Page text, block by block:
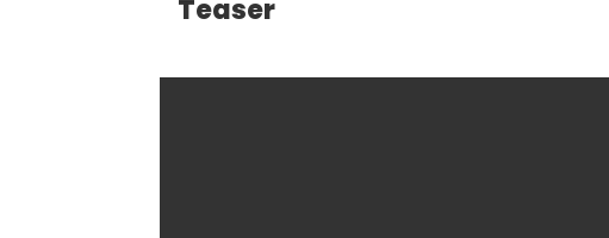
Teaser